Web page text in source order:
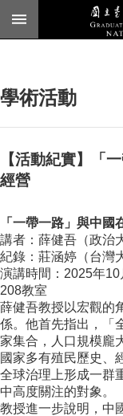
跳到主要內容區塊
臺
頁
English
告
本
所
簡
介
本
所
成
員
學術活動
【活動紀實】「
經營
「一帶一路」與中
講者：薛健吾（政治
紀錄：莊涵婷（台灣
演講時間：2025年
208教室
薛健吾教授以宏觀的
係。他首先指出，「
家集合，人口規模龐
國家多有殖民歷史、
全球治理上形成一群
中高度關注的對象。
教授進一步說明，中